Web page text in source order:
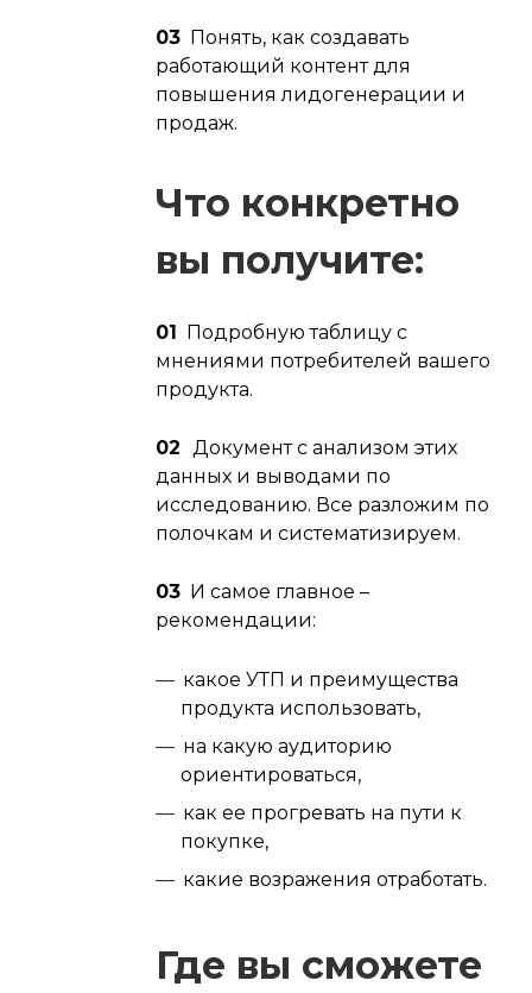
03 Понять, как создавать
работающий контент для
повышения лидогенерации и
продаж.
Что конкретно
вы получите:
01 Подробную таблицу с
мнениями потребителей вашего
продукта.
02 Документ с анализом этих
данных и выводами по
исследованию. Все разложим по
полочкам и систематизируем.
03 И самое главное –
рекомендации:
какое УТП и преимущества
продукта использовать,
на какую аудиторию
ориентироваться,
как ее прогревать на пути к
покупке,
какие возражения отработать.
Где вы сможете